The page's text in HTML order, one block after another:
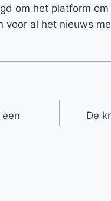
om het platform
voor al het nieuws
De